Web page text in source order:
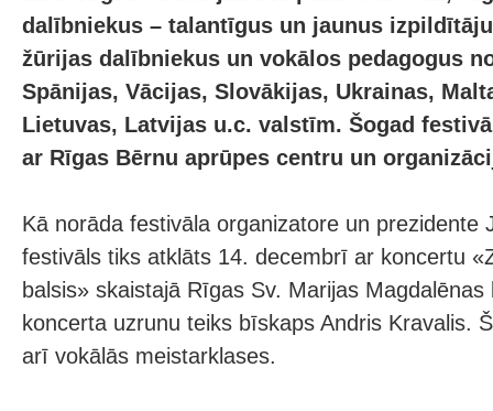
dalībniekus – talantīgus un jaunus
žūrijas dalībniekus un vokālos pedagogus
Spānijas, Vācijas, Slovākijas, Ukrainas,
Lietuvas, Latvijas u.c. valstīm. Šogad
ar Rīgas Bērnu aprūpes centru un
Kā norāda festivāla organizatore un prezidente
festivāls tiks atklāts 14. decembrī ar koncertu
balsis» skaistajā Rīgas Sv. Marijas
koncerta uzrunu teiks bīskaps Andris Kravalis.
arī vokālās meistarklases.